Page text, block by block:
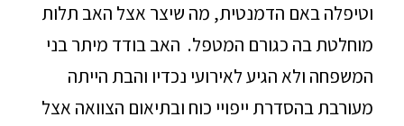
וטיפלה באם הדמנטית, מה שיצר אצל האב תלות
מוחלטת בה כגורם המטפל. האב בודד מיתר בני
המשפחה ולא הגיע לאירועי נכדיו והבת הייתה
מעורבת בהסדרת ייפויי כוח ובתיאום הצוואה אצל